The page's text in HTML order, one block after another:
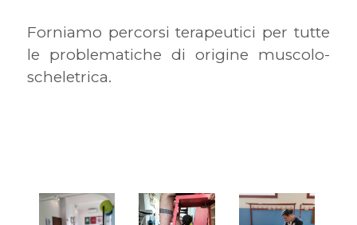
Forniamo percorsi terapeutici per tutte
le problematiche di origine muscolo-
scheletrica.